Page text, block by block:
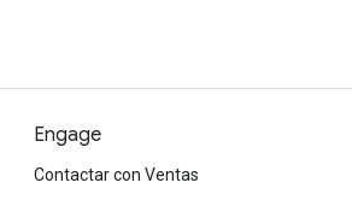
Engage
Contactar con Ventas